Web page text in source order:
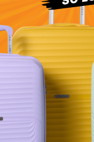
thời gian để du
hợp lý. Ảnh minh
6 như thế
khá ôn hòa với
tháng 6, đây sẽ là
có thể cảm